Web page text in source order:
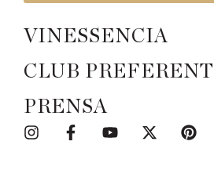
VINESSENCIA
CLUB PREFERENT
PRENSA